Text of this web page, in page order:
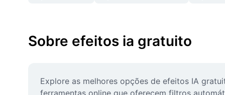
Sobre efeitos ia gratuito
Explore as melhores opções de efeitos IA
ferramentas online que oferecem filtros